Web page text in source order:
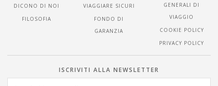
DICONO DI NOI
FILOSOFIA
VIAGGIARE SICURI
FONDO DI
GARANZIA
GENERALI DI
VIAGGIO
COOKIE POLICY
PRIVACY POLICY
ISCRIVITI ALLA NEWSLETTER